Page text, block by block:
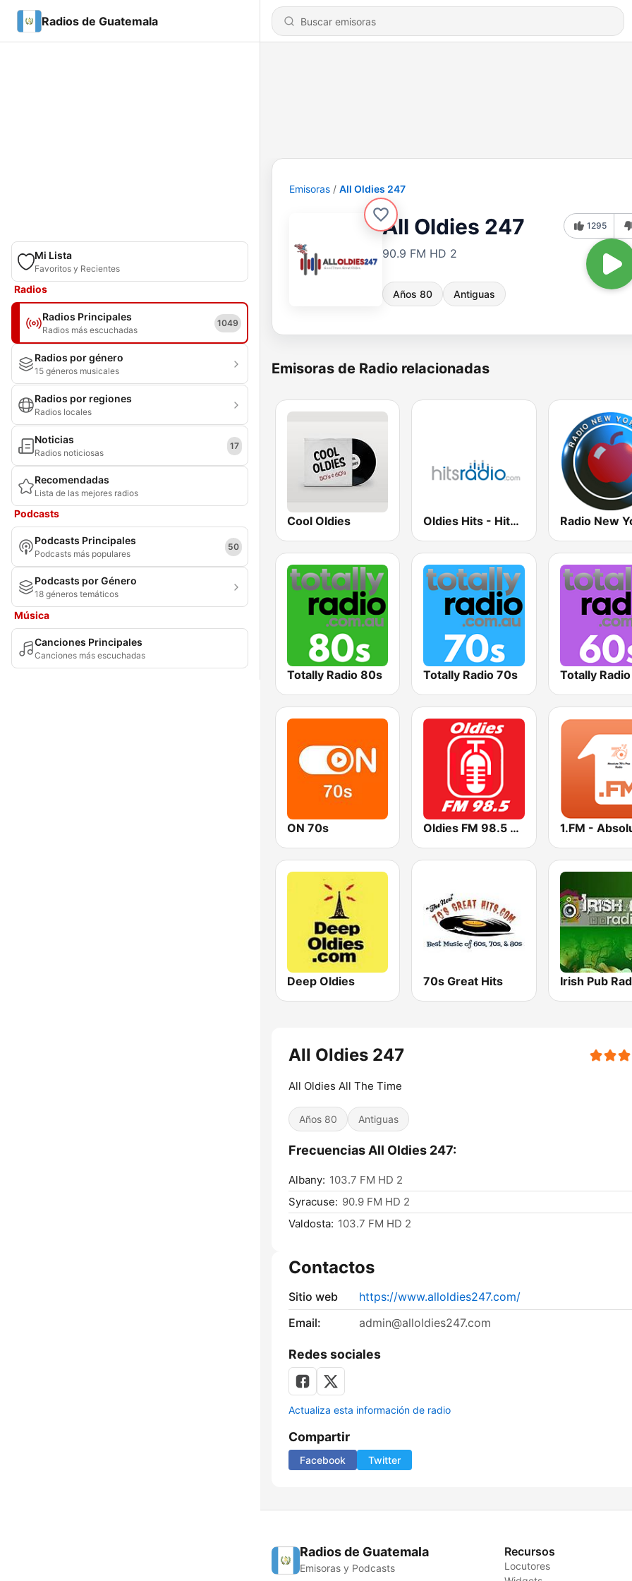
Radios de Guatemala
Mi Lista
Favoritos y Recientes
Radios
Radios Principales
Radios más escuchadas
1049
Radios por género
15 géneros musicales
Radios por regiones
Radios locales
Noticias
Radios noticiosas
17
Recomendadas
Lista de las mejores radios
Podcasts
Podcasts Principales
Podcasts más populares
50
Podcasts por Género
18 géneros temáticos
Música
Canciones Principales
Canciones más escuchadas
Emisoras All Oldies 247
All Oldies 247
90.9 FM HD 2
Años 80 Antiguas
1295
Emisoras de Radio relacionadas
Cool Oldies Oldies Hits - Hits Radio
Totally Radio 80s Totally Radio 70s Totally
ON 70s Oldies FM 98.5 Stereo
Deep Oldies 70s Great Hits Irish Pub
All Oldies 247
All Oldies All The Time
Años 80 Antiguas
Frecuencias All Oldies 247:
Albany: 103.7 FM HD 2
Syracuse: 90.9 FM HD 2
Valdosta: 103.7 FM HD 2
Contactos
Sitio web
https://www.alloldies247.com/
Email:
admin@alloldies247.com
Redes sociales
Actualiza esta información de radio
Compartir
Facebook Twitter
Radios de Guatemala
Emisoras y Podcasts
Recursos
Locutores